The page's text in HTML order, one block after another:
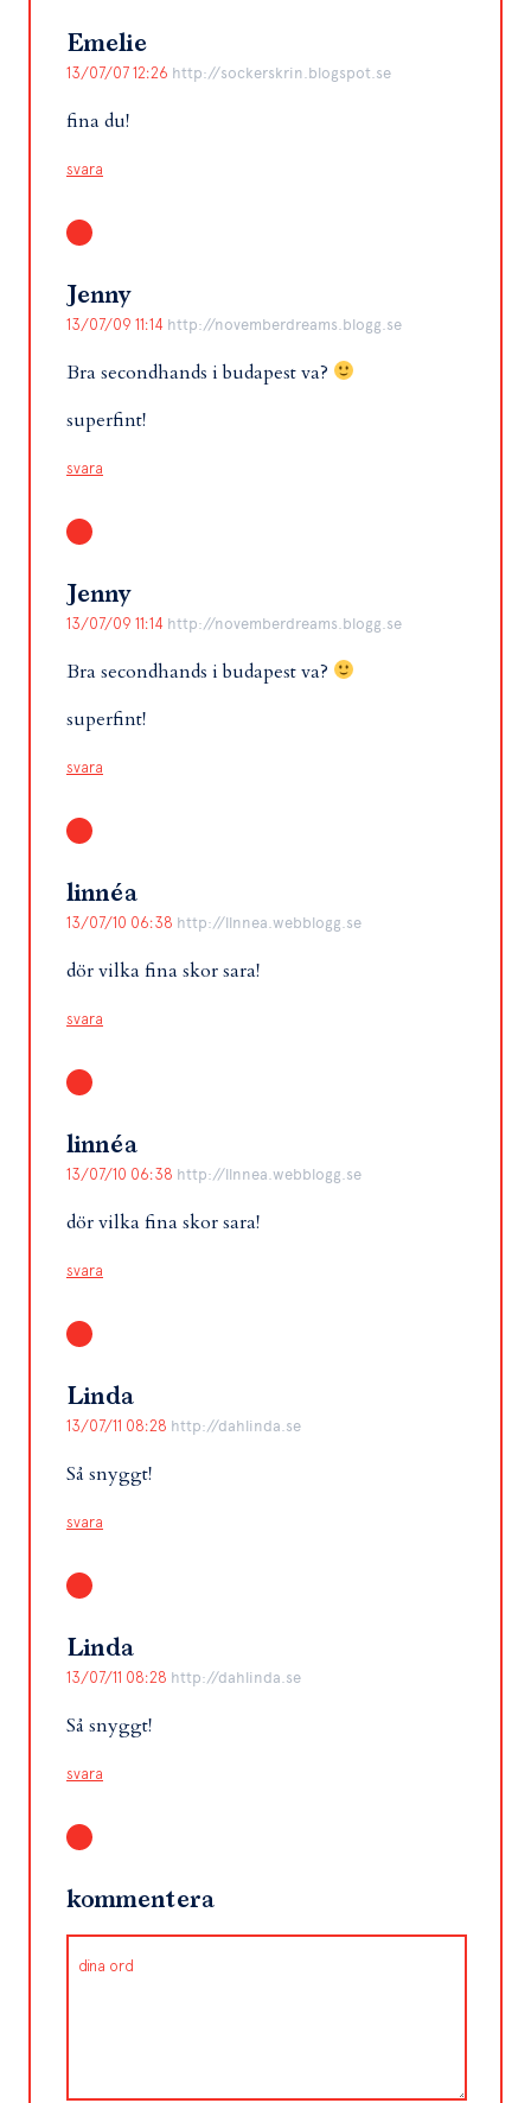
Emelie
13/07/07 12:26 http://sockerskrin.blogspot.se
fina du!
svara
Jenny
13/07/09 11:14 http://novemberdreams.blogg.se
Bra secondhands i budapest va?
superfint!
svara
Jenny
13/07/09 11:14 http://novemberdreams.blogg.se
Bra secondhands i budapest va?
superfint!
svara
linnéa
13/07/10 06:38 http://llnnea.webblogg.se
dör vilka fina skor sara!
svara
linnéa
13/07/10 06:38 http://llnnea.webblogg.se
dör vilka fina skor sara!
svara
Linda
13/07/11 08:28 http://dahlinda.se
Så snyggt!
svara
Linda
13/07/11 08:28 http://dahlinda.se
Så snyggt!
svara
kommentera